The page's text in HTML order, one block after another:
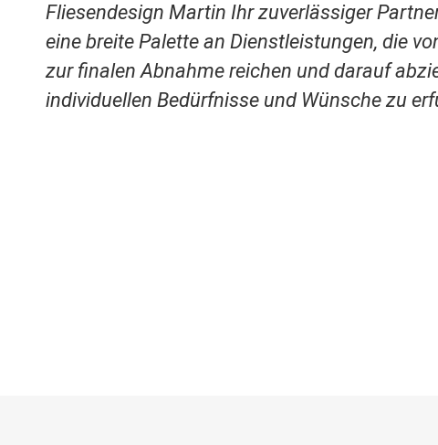
Fliesendesign Martin Ihr zuverlässiger
eine breite Palette an Dienstleistungen, die
zur finalen Abnahme reichen und darauf
individuellen Bedürfnisse und Wünsche zu